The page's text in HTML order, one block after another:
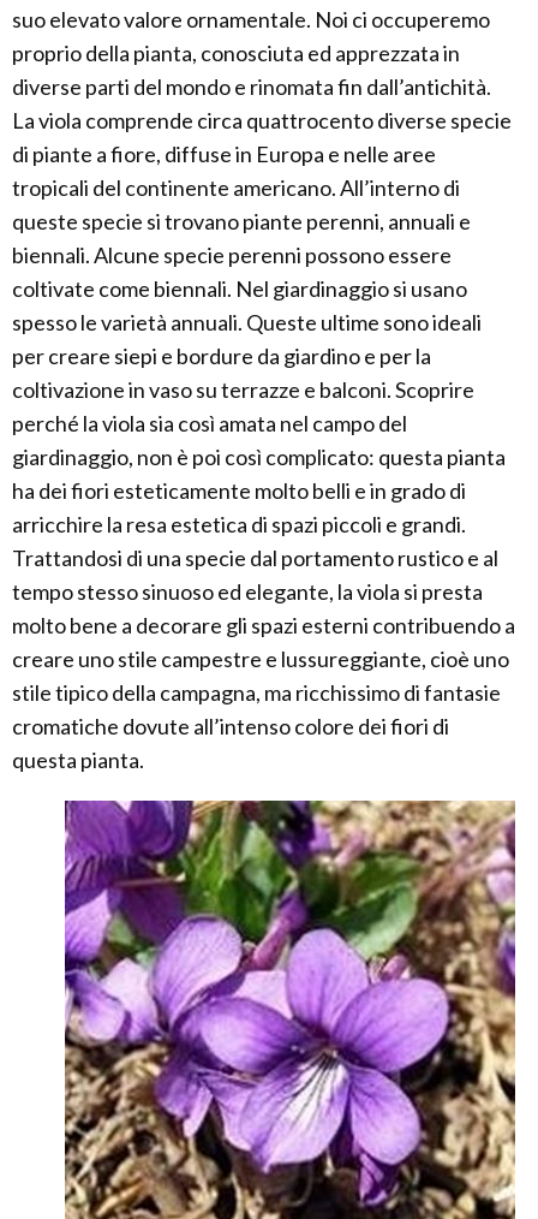
suo elevato valore ornamentale. Noi ci occuperemo
proprio della pianta, conosciuta ed apprezzata in
diverse parti del mondo e rinomata fin dall’antichità.
La viola comprende circa quattrocento diverse specie
di piante a fiore, diffuse in Europa e nelle aree
tropicali del continente americano. All’interno di
queste specie si trovano piante perenni, annuali e
biennali. Alcune specie perenni possono essere
coltivate come biennali. Nel giardinaggio si usano
spesso le varietà annuali. Queste ultime sono ideali
per creare siepi e bordure da giardino e per la
coltivazione in vaso su terrazze e balconi. Scoprire
perché la viola sia così amata nel campo del
giardinaggio, non è poi così complicato: questa pianta
ha dei fiori esteticamente molto belli e in grado di
arricchire la resa estetica di spazi piccoli e grandi.
Trattandosi di una specie dal portamento rustico e al
tempo stesso sinuoso ed elegante, la viola si presta
molto bene a decorare gli spazi esterni contribuendo a
creare uno stile campestre e lussureggiante, cioè uno
stile tipico della campagna, ma ricchissimo di fantasie
cromatiche dovute all’intenso colore dei fiori di
questa pianta.